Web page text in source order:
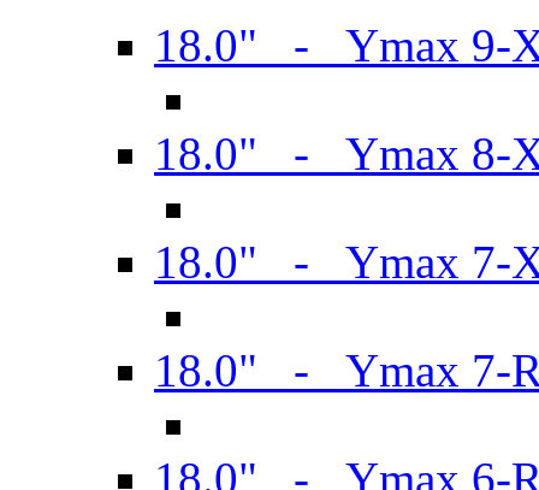
18.0" - Ymax 9-
18.0" - Ymax 8-
18.0" - Ymax 7-
18.0" - Ymax 7-
18.0" - Ymax 6-